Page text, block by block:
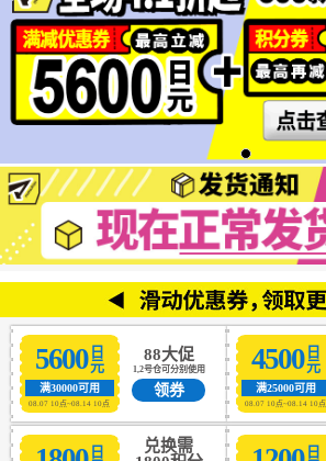
5600日元
满30000可用
08.07 10点~08.14 10点
88大促
1,2号仓可分别使用
领券
4500日元
满25000可用
08.07 10点~08.14 10点
兑换需